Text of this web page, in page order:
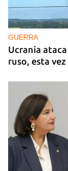
GUERRA
Ucrania
ruso, esta